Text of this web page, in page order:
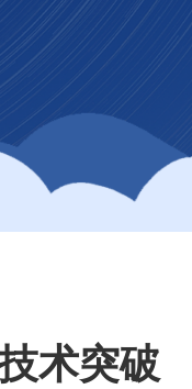
术突破